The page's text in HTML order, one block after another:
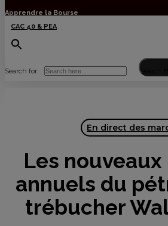
Apprendre la Bourse
CAC 40 & PEA
Search for: Search
En direct des
Les
annuels du
trébucher